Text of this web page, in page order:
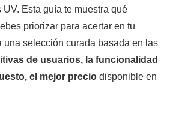
UV. Esta guía te muestra qué
priorizar para acertar en tu
una selección curada basada en las
de usuarios, la funcionalidad
el mejor precio disponible en